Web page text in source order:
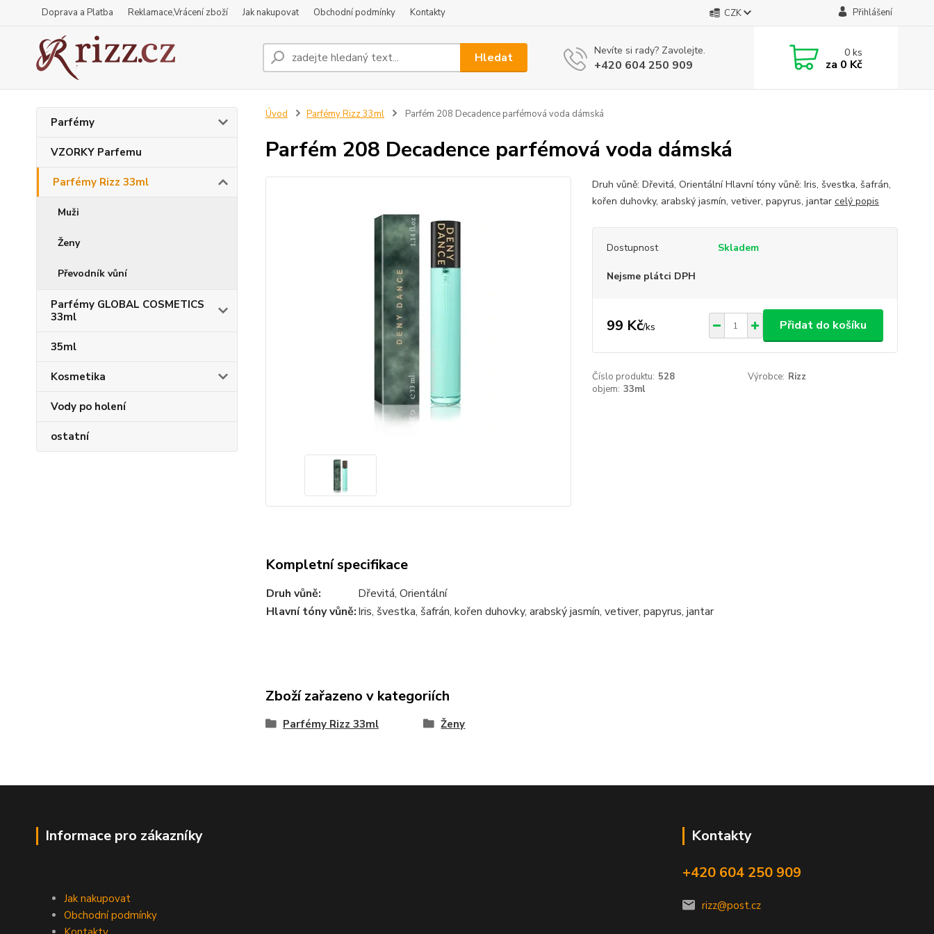
Doprava a Platba Reklamace,Vrácení zboží Jak nakupovat Obchodní podmínky Kontakty CZK Přihlášení
Hledat Nevíte si rady? Zavolejte.
+420 604 250 909
0ks
za 0 Kč
Parfémy
VZORKY Parfemu
Parfémy Rizz 33ml
Muži
Ženy
Převodník vůní
Parfémy GLOBAL COSMETICS
33ml
35ml
Kosmetika
Vody po holení
ostatní
Úvod Parfémy Rizz 33ml Parfém 208 Decadence parfémová voda dámská
Parfém 208 Decadence parfémová voda dámská
Druh vůně: Dřevitá, Orientální Hlavní tóny vůně: Iris, švestka, šafrán,
kořen duhovky, arabský jasmín, vetiver, papyrus, jantar celý popis
Dostupnost Skladem
Nejsme plátci DPH
99 Kč/ks Přidat do košíku
Číslo produktu: 528 Výrobce: Rizz
objem: 33ml
Kompletní specifikace
Druh vůně:
Dřevitá, Orientální
Hlavní tóny vůně:Iris, švestka, šafrán, kořen duhovky, arabský jasmín, vetiver, papyrus, jantar
Zboží zařazeno v kategoriích
Parfémy Rizz 33ml Ženy
Informace pro zákazníky
Jak nakupovat
Obchodní podmínky
Kontakty
+420 604 250 909
rizz@post.cz